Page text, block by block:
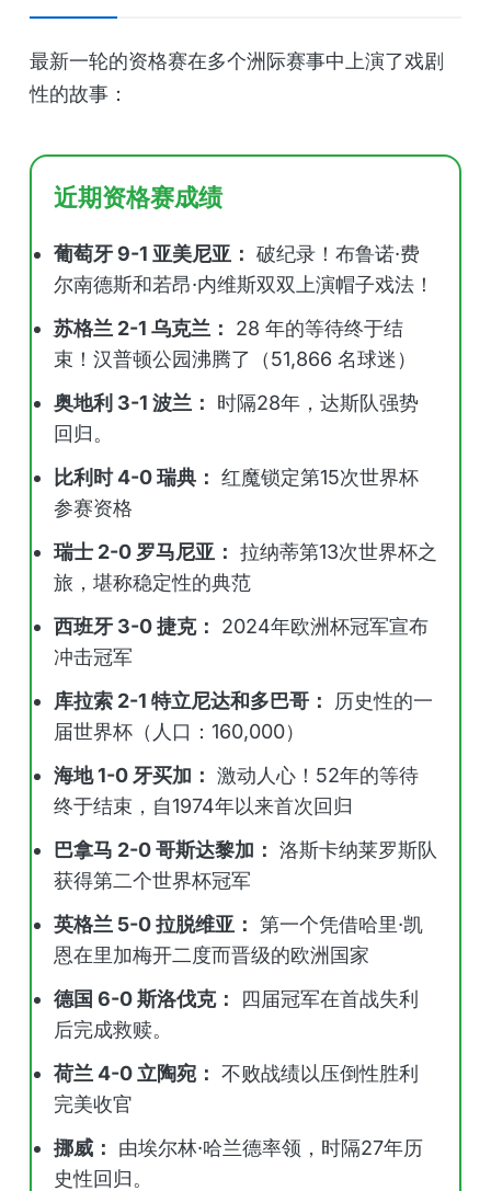
最新一轮的资格赛在多个洲际赛事中上演了戏剧
性的故事：
近期资格赛成绩
葡萄牙 9-1 亚美尼亚： 破纪录！布鲁诺·费
尔南德斯和若昂·内维斯双双上演帽子戏法！
苏格兰 2-1 乌克兰：
28 年的等待终于结
束！汉普顿公园沸腾了（51,866 名球迷）
奥地利 3-1 波兰：
时隔28年，达斯队强势
回归。
比利时 4-0 瑞典： 红魔锁定第15次世界杯
参赛资格
瑞士 2-0 罗马尼亚： 拉纳蒂第13次世界杯之
旅，堪称稳定性的典范
西班牙 3-0 捷克：
2024年欧洲杯冠军宣布
冲击冠军
库拉索 2-1 特立尼达和多巴哥：
历史性的一
届世界杯（人口：160,000）
海地 1-0 牙买加： 激动人心！52年的等待
终于结束，自1974年以来首次回归
巴拿马 2-0 哥斯达黎加： 洛斯卡纳莱罗斯队
获得第二个世界杯冠军
英格兰 5-0 拉脱维亚： 第一个凭借哈里·凯
恩在里加梅开二度而晋级的欧洲国家
德国 6-0 斯洛伐克：
四届冠军在首战失利
后完成救赎。
荷兰 4-0 立陶宛： 不败战绩以压倒性胜利
完美收官
挪威：
由埃尔林·哈兰德率领，时隔27年历
史性回归。